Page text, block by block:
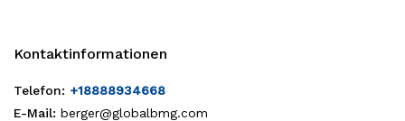
Kontaktinformationen
Telefon: +18888934668
E-Mail: berger@globalbmg.com